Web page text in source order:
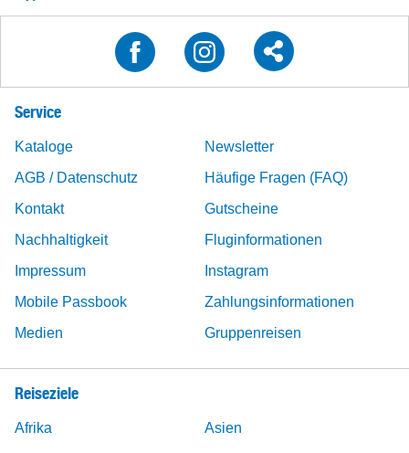
Service
Kataloge
Newsletter
AGB / Datenschutz
Häufige Fragen (FAQ)
Kontakt
Gutscheine
Nachhaltigkeit
Fluginformationen
Impressum
Instagram
Mobile Passbook
Zahlungsinformationen
Medien
Gruppenreisen
Reiseziele
Afrika
Asien